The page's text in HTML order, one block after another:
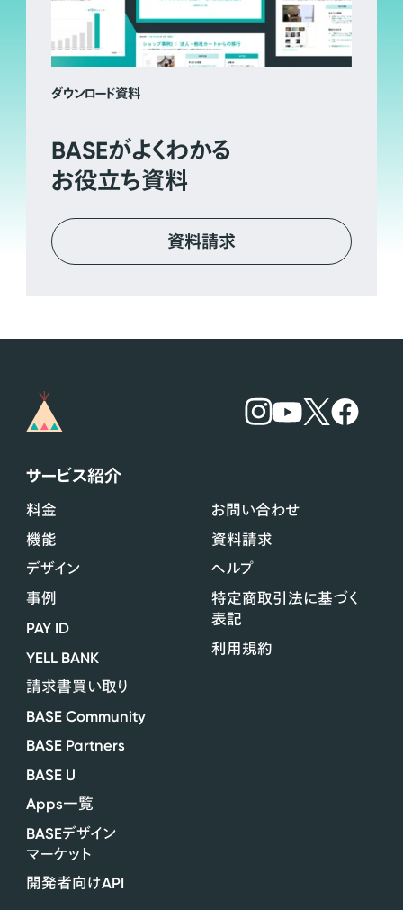
ダウンロード資料
BASEがよくわかる
お役立ち資料
資料請求
サービス紹介
料金
機能
デザイン
事例
PAY ID
YELL BANK
請求書買い取り
BASE Community
BASE Partners
BASE U
Apps一覧
BASEデザイン
マーケット
開発者向けAPI
お問い合わせ
資料請求
ヘルプ
特定商取引法に基づく
表記
利用規約